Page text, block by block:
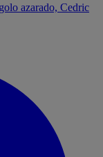
azarado, Cedric